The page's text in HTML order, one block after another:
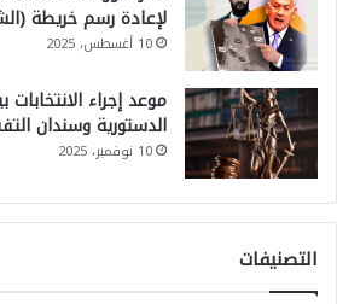
لإعادة رسم خريطة
10 أغسطس، 2025
موعد إجراء
الدستورية وسندان
10 نوفمبر، 2025
التصنيفات